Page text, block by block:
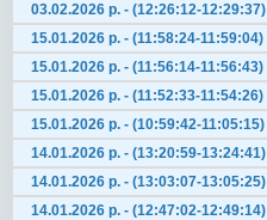
03.02.2026 р. - (12:26:12-12:29:37)
15.01.2026 р. - (11:58:24-11:59:04)
15.01.2026 р. - (11:56:14-11:56:43)
15.01.2026 р. - (11:52:33-11:54:26)
15.01.2026 р. - (10:59:42-11:05:15)
14.01.2026 р. - (13:20:59-13:24:41)
14.01.2026 р. - (13:03:07-13:05:25)
14.01.2026 р. - (12:47:02-12:49:14)